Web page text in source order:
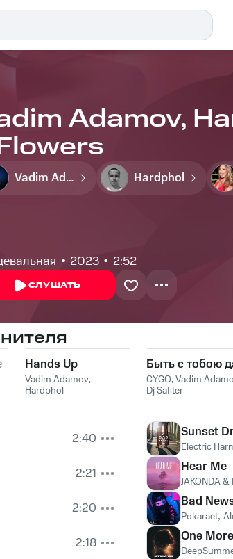
Adamov,
Vadim Adamov Hardphol
2023 2:52
СЛУШАТЬ
Hands Up
Vadim Adamov,
Hardphol
Быть с тобою
CYGO,Vadim
Dj Safiter
2:40
2:21
2:20
2:18
Sunset
Electric
Hear Me
JAKONDA &
Bad
Pokaraet,
One